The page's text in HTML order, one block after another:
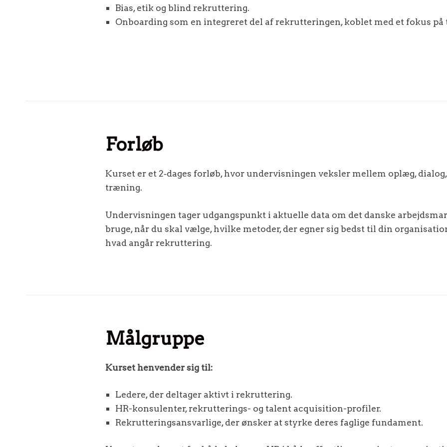
Bias, etik og blind rekruttering.
Onboarding som en integreret del af rekrutteringen, koblet med et fokus
Forløb
Kurset er et 2‑dages forløb, hvor undervisningen veksler mellem oplæg,
træning.
Undervisningen tager udgangspunkt i aktuelle data om det danske
bruge, når du skal vælge, hvilke metoder, der egner sig bedst til din
hvad angår rekruttering.
Målgruppe
Kurset henvender sig til:
Ledere, der deltager aktivt i rekruttering.
HR-konsulenter, rekrutterings- og talent acquisition-profiler.
Rekrutteringsansvarlige, der ønsker at styrke deres faglige fundament.